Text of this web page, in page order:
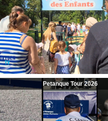
Petanque Tour 2026